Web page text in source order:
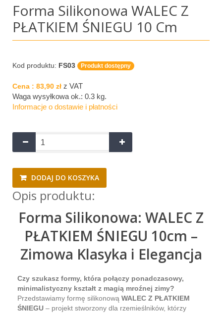
Forma Silikonowa WALEC Z
PŁATKIEM ŚNIEGU 10 Cm
Kod produktu: FS03 Produkt dostępny
Cena : 83,90 zł z VAT
Waga wysyłkowa ok.: 0.3 kg.
Informacje o dostawie i płatności
DODAJ DO KOSZYKA
Opis produktu:
Forma Silikonowa: WALEC Z
PŁATKIEM ŚNIEGU 10cm –
Zimowa Klasyka i Elegancja
Czy szukasz formy, która połączy ponadczasowy,
minimalistyczny kształt z magią mroźnej zimy?
Przedstawiamy formę silikonową WALEC Z PŁATKIEM
ŚNIEGU – projekt stworzony dla rzemieślników, którzy